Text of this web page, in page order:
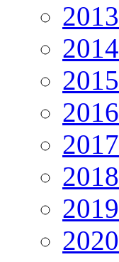
2013
2014
2015
2016
2017
2018
2019
2020